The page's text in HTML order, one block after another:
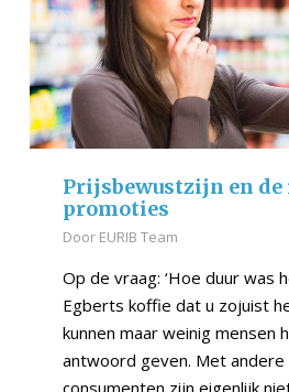
Prijsbewustzijn en de
promoties
Door EURIB Team
Op de vraag: ‘Hoe duur was
Egberts koffie dat u zojuist
kunnen maar weinig mensen
antwoord geven. Met